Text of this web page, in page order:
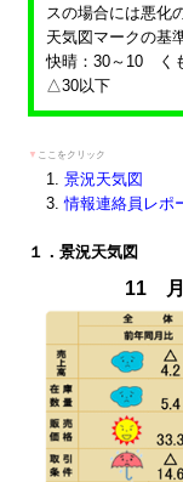
スの場合には悪化
天気図マークの
快晴：30～10
△30以下
▼ ここをクリック
景況天気図
情報連絡員レポ
１．景況天気図
11